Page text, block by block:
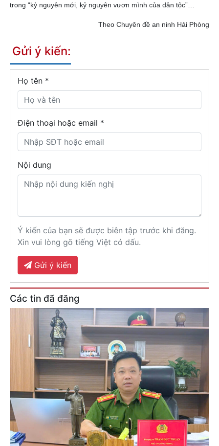
trong “kỷ nguyên mới, kỷ nguyên vươn mình của dân tộc”…
Theo Chuyên đề an ninh Hải Phòng
Gửi ý kiến:
Họ tên *
Điện thoại hoặc email *
Nội dung
Ý kiến của bạn sẽ được biên tập trước khi đăng.
Xin vui lòng gõ tiếng Việt có dấu.
Gửi ý kiến
Các tin đã đăng